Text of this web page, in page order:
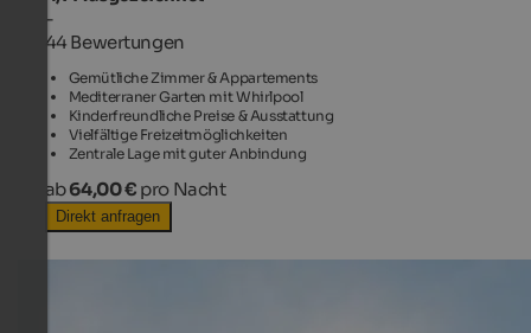
-
44 Bewertungen
Gemütliche Zimmer & Appartements
Mediterraner Garten mit Whirlpool
Kinderfreundliche Preise & Ausstattung
Vielfältige Freizeitmöglichkeiten
Zentrale Lage mit guter Anbindung
ab64,00 € pro Nacht
Direkt anfragen